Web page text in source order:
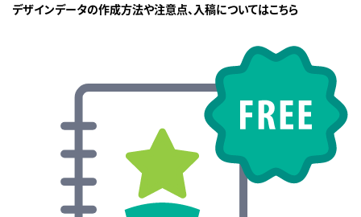
デザインデータの作成方法や注意点、入稿についてはこちら